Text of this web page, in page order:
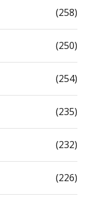
(258)
(250)
(254)
(235)
(232)
(226)